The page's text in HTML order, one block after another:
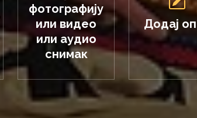
фотографију
или видео
или аудио
снимак
Додај